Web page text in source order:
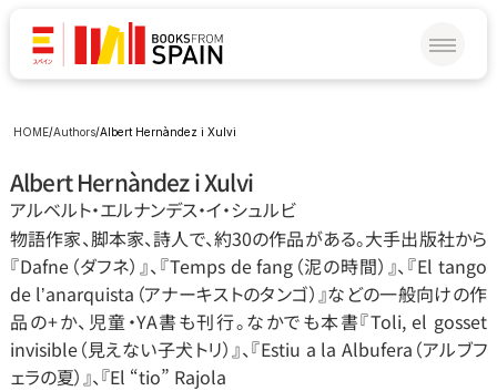
HOME/Authors/Albert Hernàndez i Xulvi
Albert Hernàndez i Xulvi
アルベルト‧エルナンデス‧イ‧シュルビ
物語作家、脚本家、詩人で、約30の作品がある。大手出版社から
『Dafne（ダフネ）』、『Temps de fang（泥の時間）』、『El tango
de lʼanarquista（アナーキストのタンゴ）』などの一般向けの作
品の+か、児童‧YA書も刊行。なかでも本書『Toli, el gosset
invisible（見えない子犬トリ）』、『Estiu a la Albufera（アルブフ
ェラの夏）』、『El “tio” Rajola